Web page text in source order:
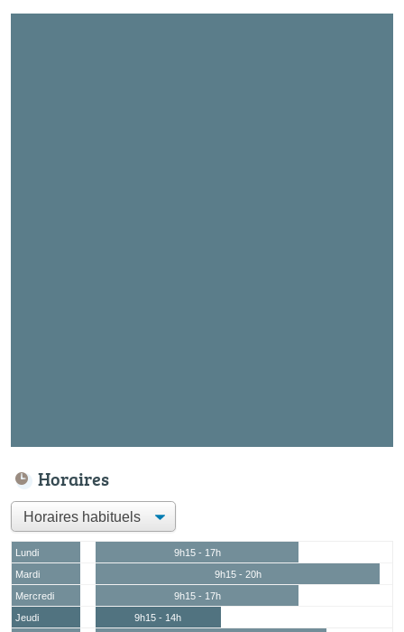
Horaires
Lundi
9h15 - 17h
Mardi
9h15 - 20h
Mercredi
9h15 - 17h
Jeudi
9h15 - 14h